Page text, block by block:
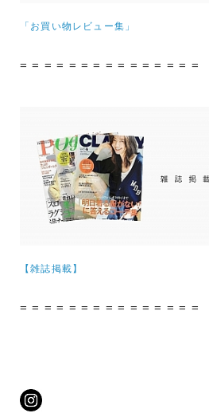
「お買い物レビュー集」
= = = = = = = = = = = = = = =
【雑誌掲載】
= = = = = = = = = = = = = = =